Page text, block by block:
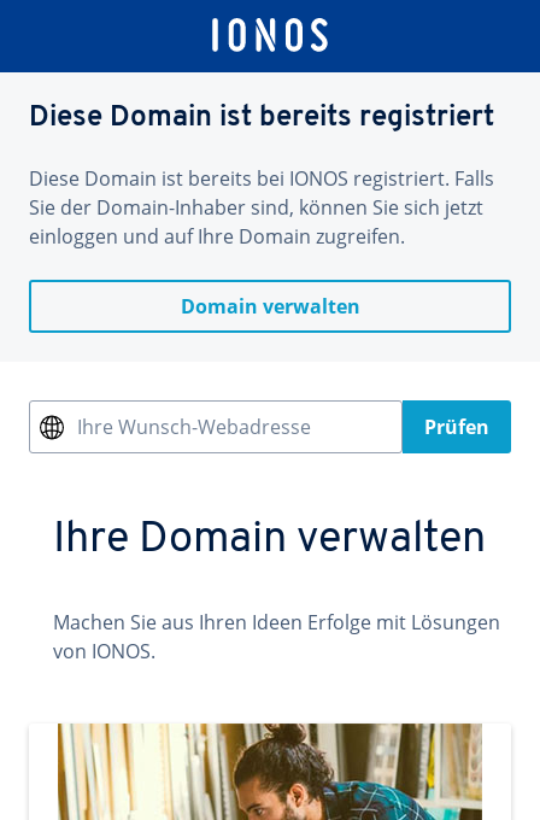
Diese Domain ist bereits registriert
Diese Domain ist bereits bei IONOS registriert. Falls
Sie der Domain-Inhaber sind, können Sie sich jetzt
einloggen und auf Ihre Domain zugreifen.
Domain verwalten
Ihre Wunsch-Webadresse Prüfen
Ihre Domain verwalten
Machen Sie aus Ihren Ideen Erfolge mit Lösungen
von IONOS.